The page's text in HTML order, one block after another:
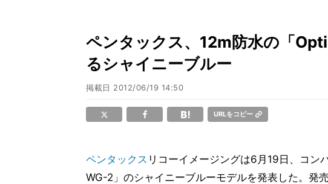
ペンタックス、12m防水の「
るシャイニーブルー
掲載日 2012/06/19 14:50
URLをコピー
ペンタックス リコーイメージングは6月19日、コン
WG-2」のシャイニーブルーモデルを発表した。発